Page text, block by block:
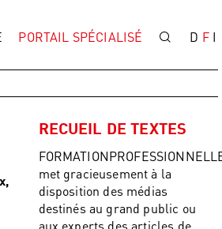
PORTAIL SPÉCIALISÉ D F I
RECUEIL DE TEXTES
met gracieusement à la
disposition des médias
destinés au grand public ou
aux experts des articles de